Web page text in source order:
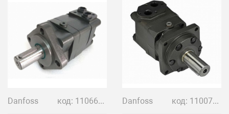
Danfoss код: 11066729 Danfoss код: 11007562